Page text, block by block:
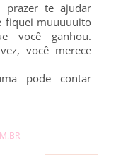
te ajudar
fiquei muuuuuito
você ganhou.
você merece
pode contar